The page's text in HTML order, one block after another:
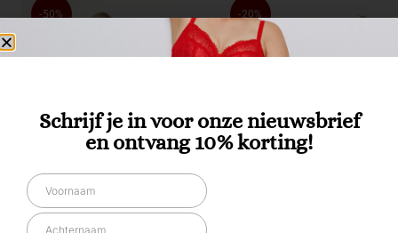
-50%
DAMES,HIGH-WAIST PANTS,
ONDERMODE
-20%
Schrijf je in voor onze nieuwsbrief
en ontvang 10% korting!